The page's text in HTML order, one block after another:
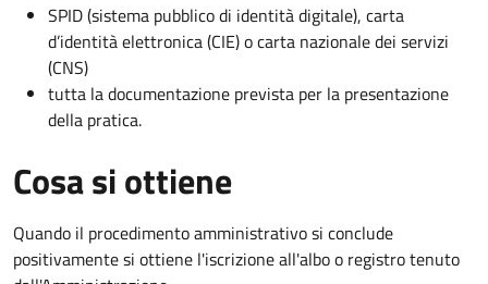
SPID (sistema pubblico di identità digitale), carta
d’identità elettronica (CIE) o carta nazionale dei servizi
(CNS)
tutta la documentazione prevista per la presentazione
della pratica.
Cosa si ottiene
Quando il procedimento amministrativo si conclude
positivamente si ottiene l'iscrizione all'albo o registro tenuto